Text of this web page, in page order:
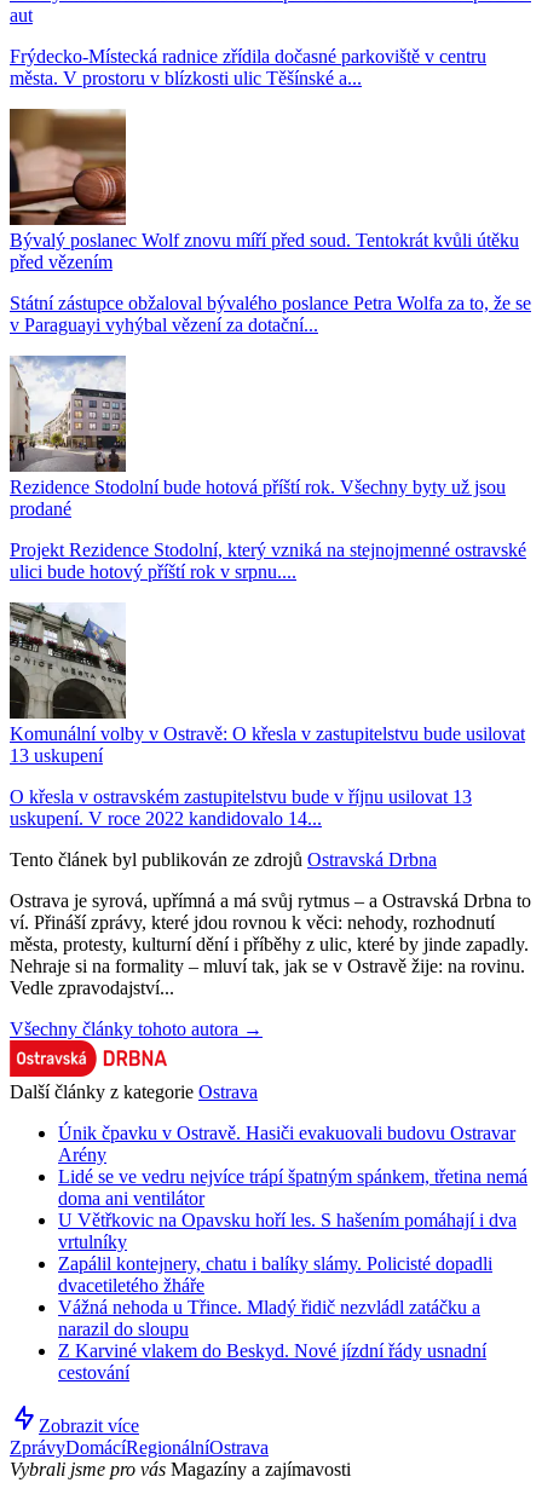
aut
Frýdecko-Místecká radnice zřídila dočasné parkoviště v centru
města. V prostoru v blízkosti ulic Těšínské a...
Bývalý poslanec Wolf znovu míří před soud. Tentokrát kvůli útěku
před vězením
Státní zástupce obžaloval bývalého poslance Petra Wolfa za to, že se
v Paraguayi vyhýbal vězení za dotační...
Rezidence Stodolní bude hotová příští rok. Všechny byty už jsou
prodané
Projekt Rezidence Stodolní, který vzniká na stejnojmenné ostravské
ulici bude hotový příští rok v srpnu....
Komunální volby v Ostravě: O křesla v zastupitelstvu bude usilovat
13 uskupení
O křesla v ostravském zastupitelstvu bude v říjnu usilovat 13
uskupení. V roce 2022 kandidovalo 14...
Tento článek byl publikován ze zdrojů Ostravská Drbna
Ostrava je syrová, upřímná a má svůj rytmus – a Ostravská Drbna to
ví. Přináší zprávy, které jdou rovnou k věci: nehody, rozhodnutí
města, protesty, kulturní dění i příběhy z ulic, které by jinde zapadly.
Nehraje si na formality – mluví tak, jak se v Ostravě žije: na rovinu.
Vedle zpravodajství...
Všechny články tohoto autora →
Další články z kategorie Ostrava
Únik čpavku v Ostravě. Hasiči evakuovali budovu Ostravar
Arény
Lidé se ve vedru nejvíce trápí špatným spánkem, třetina nemá
doma ani ventilátor
U Větřkovic na Opavsku hoří les. S hašením pomáhají i dva
vrtulníky
Zapálil kontejnery, chatu i balíky slámy. Policisté dopadli
dvacetiletého žháře
Vážná nehoda u Třince. Mladý řidič nezvládl zatáčku a
narazil do sloupu
Z Karviné vlakem do Beskyd. Nové jízdní řády usnadní
cestování
Zobrazit více
ZprávyDomácíRegionálníOstrava
Vybrali jsme pro vás Magazíny a zajímavosti